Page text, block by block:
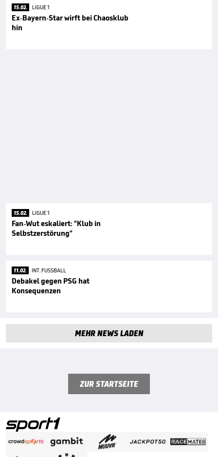
15.02. LIGUE 1
Ex-Bayern-Star wirft bei Chaosklub
hin
15.02. LIGUE 1
Fan-Wut eskaliert: "Klub in
Selbstzerstörung"
11.02. INT. FUSSBALL
Debakel gegen PSG hat
Konsequenzen
MEHR NEWS LADEN
ZUR STARTSEITE